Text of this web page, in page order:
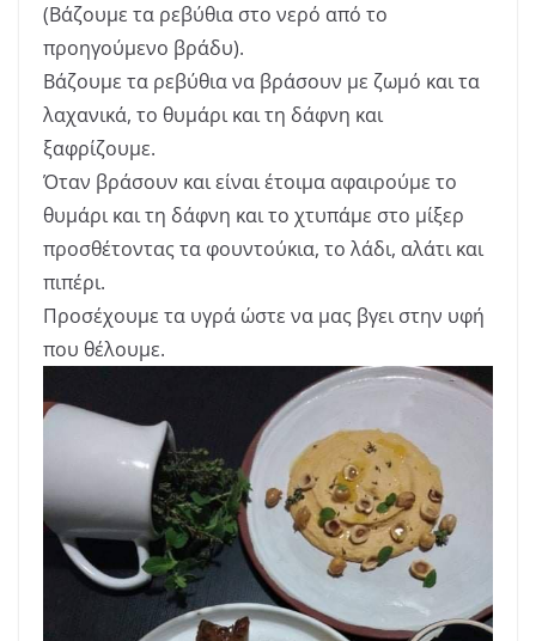
(Βάζουμε τα ρεβύθια στο νερό από το
προηγούμενο βράδυ).
Βάζουμε τα ρεβύθια να βράσουν με ζωμό και τα
λαχανικά, το θυμάρι και τη δάφνη και
ξαφρίζουμε.
Όταν βράσουν και είναι έτοιμα αφαιρούμε το
θυμάρι και τη δάφνη και το χτυπάμε στο μίξερ
προσθέτοντας τα φουντούκια, το λάδι, αλάτι και
πιπέρι.
Προσέχουμε τα υγρά ώστε να μας βγει στην υφή
που θέλουμε.